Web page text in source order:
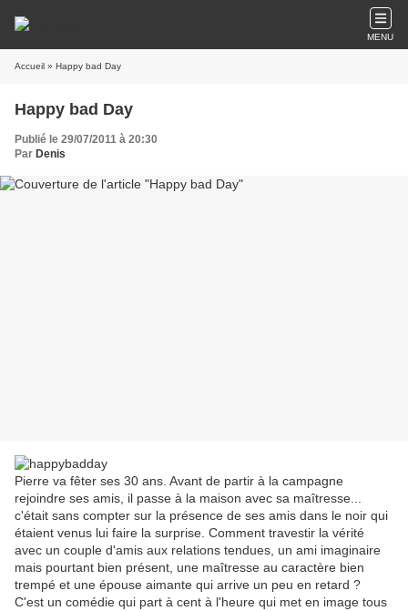
MENU
Accueil » Happy bad Day
Happy bad Day
Publié le 29/07/2011 à 20:30
Par Denis
Pierre va fêter ses 30 ans. Avant de partir à la campagne
rejoindre ses amis, il passe à la maison avec sa maîtresse...
c'était sans compter sur la présence de ses amis dans le noir qui
étaient venus lui faire la surprise. Comment travestir la vérité
avec un couple d'amis aux relations tendues, un ami imaginaire
mais pourtant bien présent, une maîtresse au caractère bien
trempé et une épouse aimante qui arrive un peu en retard ?
C'est un comédie qui part à cent à l'heure qui met en image tous